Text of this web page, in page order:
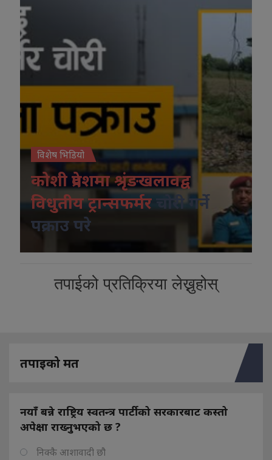
विशेष भिडियो
कोशी प्रदेशमा श्रृंङखलावद्व
विधुतीय ट्रान्सफर्मर
चोरी गर्ने
पक्राउ परे
तपाईको प्रतिक्रिया लेख्नुहोस्
तपाइको मत
नयाँ बन्ने राष्ट्रिय स्वतन्त्र पार्टीको सरकारबाट कस्तो
अपेक्षा राख्नुभएको छ ?
निक्कै आशावादी छौ